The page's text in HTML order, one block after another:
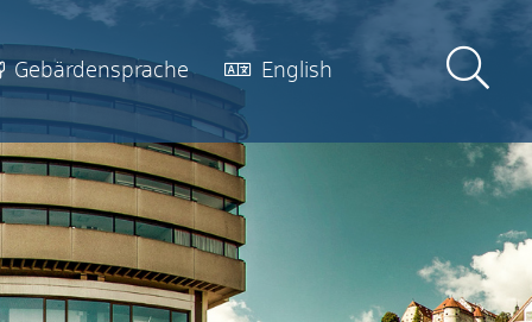
Gebärdensprache English